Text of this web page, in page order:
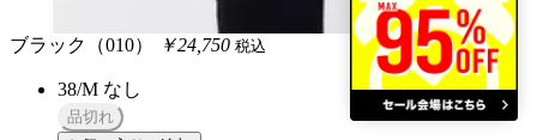
ブラック（010） ￥24,750 税込
38/M なし
品切れ